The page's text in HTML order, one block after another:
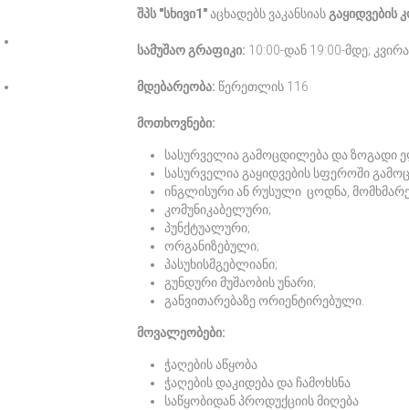
შპს "სხივი1"აცხადებს ვაკანსიასგაყიდვების
სამუშაო გრაფიკი: 10:00-დან 19:00-მდე;
მდებარეობა: წერეთლის 116
მოთხოვნები:
სასურველია გამოცდილება და ზოგადი
სასურველია გაყიდვების სფეროში
ინგლისური ან რუსული ცოდნა,
კომუნიკაბელური;
პუნქტუალური;
ორგანიზებული;
პასუხისმგებლიანი;
გუნდური მუშაობის უნარი;
განვითარებაზე ორიენტირებული.
მოვალეობები:
ჭაღების აწყობა
ჭაღების დაკიდება და ჩამოხსნა
საწყობიდან პროდუქციის მიღება